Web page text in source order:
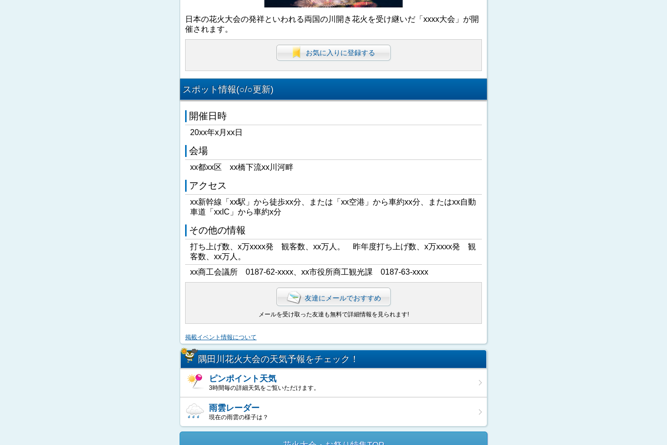
日本の花火大会の発祥といわれる両国の川開き花火を受け継いだ「xxxx大会」が開
催されます。
お気に入りに登録する
スポット情報(○/○更新)
開催日時
20xx年x月xx日
会場
xx都xx区 xx橋下流xx川河畔
アクセス
xx新幹線「xx駅」から徒歩xx分、または「xx空港」から車約xx分、またはxx自動
車道「xxIC」から車約x分
その他の情報
打ち上げ数、x万xxxx発 観客数、xx万人。 昨年度打ち上げ数、x万xxxx発 観
客数、xx万人。
xx商工会議所 0187-62-xxxx、xx市役所商工観光課 0187-63-xxxx
友達にメールでおすすめ
メールを受け取った友達も無料で詳細情報を見られます!
掲載イベント情報について
隅田川花火大会の天気予報をチェック！
ピンポイント天気
3時間毎の詳細天気をご覧いただけます。
雨雲レーダー
現在の雨雲の様子は？